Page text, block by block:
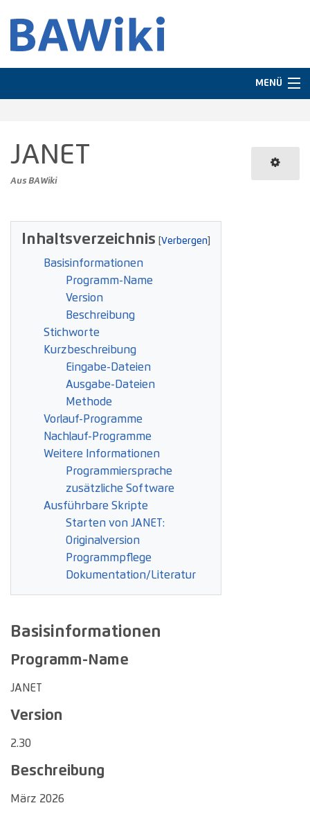
MENÜ
In anderen Sprachen
JANET
Aus BAWiki
Inhaltsverzeichnis
Basisinformationen
Programm-Name
Version
Beschreibung
Stichworte
Kurzbeschreibung
Eingabe-Dateien
Ausgabe-Dateien
Methode
Vorlauf-Programme
Nachlauf-Programme
Weitere Informationen
Programmiersprache
zusätzliche Software
Ausführbare Skripte
Starten von JANET:
Originalversion
Programmpflege
Dokumentation/Literatur
Basisinformationen
Programm-Name
JANET
Version
2.30
Beschreibung
März 2026